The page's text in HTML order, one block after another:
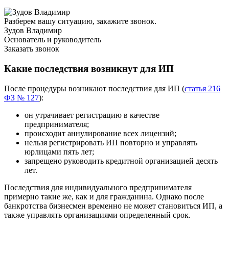
Разберем вашу ситуацию, закажите звонок.
Зудов Владимир
Основатель и руководитель
Заказать звонок
Какие последствия возникнут для ИП
После процедуры возникают последствия для ИП (статья 216
ФЗ № 127):
он утрачивает регистрацию в качестве
предпринимателя;
происходит аннулирование всех лицензий;
нельзя регистрировать ИП повторно и управлять
юрлицами пять лет;
запрещено руководить кредитной организацией десять
лет.
Последствия для индивидуального предпринимателя
примерно такие же, как и для гражданина. Однако после
банкротства бизнесмен временно не может становиться ИП, а
также управлять организациями определенный срок.